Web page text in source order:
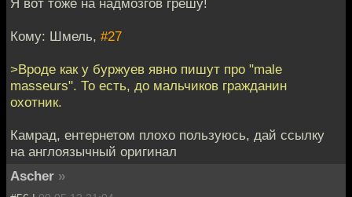
Кому: Шмель, #27
>Вроде как у буржуев явно пишут про "male
masseurs". То есть, до мальчиков гражданин
охотник.
Камрад, ентернетом плохо пользуюсь, дай ссылку
на англоязычный оригинал
Ascher »